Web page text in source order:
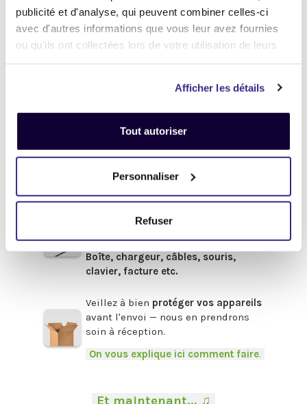
publicité et d'analyse, qui peuvent combiner celles-ci
avec d'autres informations que vous leur avez fournies
ou qu'ils ont collectées lors de votre utilisation de leurs
Afficher les détails
Tout autoriser
Personnaliser
Refuser
-Avant de procéder à votre envoi :-
.
votre compteiCloud
(Android)
Enleveztous les mots de passe
(valable pour tous les appareils).
Pour obtenir de l'aide,cliquez-ici
Afin de bénéficier du meilleur prix,
pensez à fournir les accessoires
Boîte, chargeur, câbles, souris,
clavier, facture etc.
Veillez à bien protéger vos appareils
avant l'envoi — nous en prendrons
soin à réception.
On vous explique ici comment faire.
Et maintenant... ♫